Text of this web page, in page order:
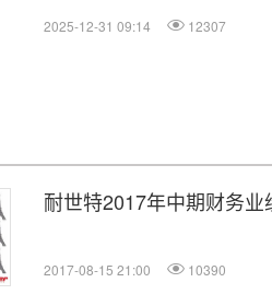
2025-12-31 09:14 12307
耐世特2017年中期财务业
2017-08-15 21:00 10390